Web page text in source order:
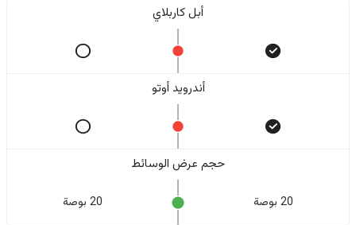
أبل كاربلاي
أندرويد أوتو
حجم عرض الوسائط
20 بوصة 20 بوصة